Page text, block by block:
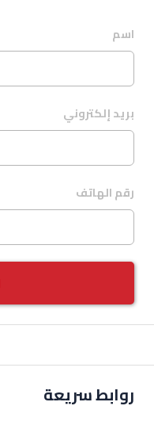
اسم
بريد إلكتروني
رقم الهاتف
روابط سريعة